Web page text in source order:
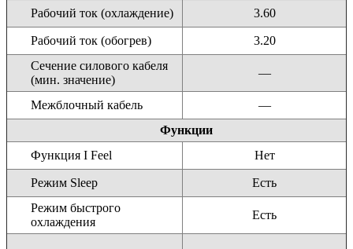
Рабочий ток (охлаждение) 3.60
Рабочий ток (обогрев)
3.20
Сечение силового кабеля
(мин. значение)
—
Межблочный кабель
—
Функции
Функция I Feel
Нет
Режим Sleep
Есть
Режим быстрого
охлаждения
Есть